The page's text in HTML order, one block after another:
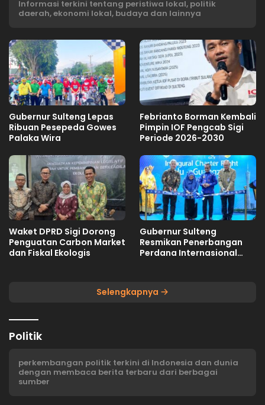
Informasi terkini tentang peristiwa lokal, politik
daerah, ekonomi lokal, budaya dan lainnya
Gubernur Sulteng Lepas
Ribuan Pesepeda Gowes
Palaka Wira
Febrianto Borman Kembali
Pimpin IOF Pengcab Sigi
Periode 2026-2030
Waket DPRD Sigi Dorong
Penguatan Carbon Market
dan Fiskal Ekologis
Gubernur Sulteng
Resmikan Penerbangan
Perdana Internasional
Selengkapnya
Politik
perkembangan politik terkini di Indonesia dan dunia
dengan membaca berita terbaru dari berbagai
sumber